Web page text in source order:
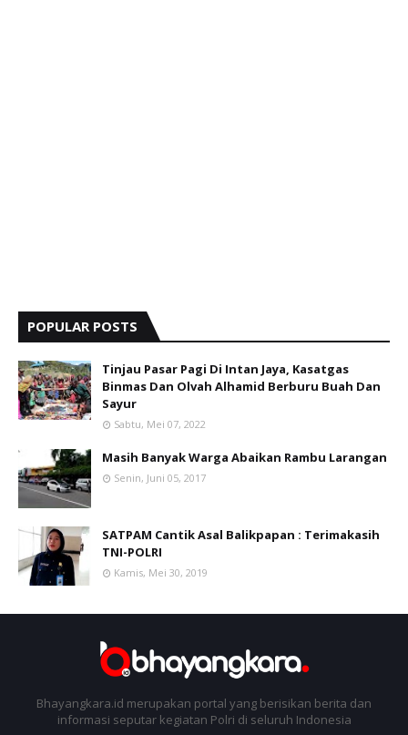
POPULAR POSTS
Tinjau Pasar Pagi Di Intan Jaya, Kasatgas
Binmas Dan Olvah Alhamid Berburu Buah Dan
Sayur
Sabtu, Mei 07, 2022
Masih Banyak Warga Abaikan Rambu Larangan
Senin, Juni 05, 2017
SATPAM Cantik Asal Balikpapan : Terimakasih
TNI-POLRI
Kamis, Mei 30, 2019
Bhayangkara.id merupakan portal yang berisikan berita dan
informasi seputar kegiatan Polri di seluruh Indonesia